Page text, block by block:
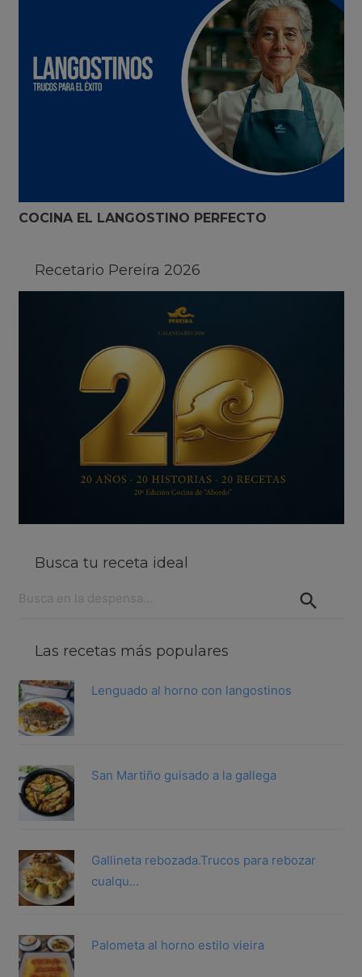
COCINA EL LANGOSTINO PERFECTO
Recetario Pereira 2026
Busca tu receta ideal
Las recetas más populares
Lenguado al horno con langostinos
San Martiño guisado a la gallega
Gallineta rebozada.Trucos para rebozar
cualqu...
Palometa al horno estilo vieira